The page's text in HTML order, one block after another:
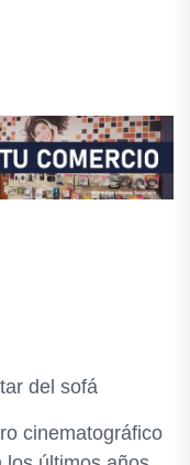
del sofá
cinematográfico